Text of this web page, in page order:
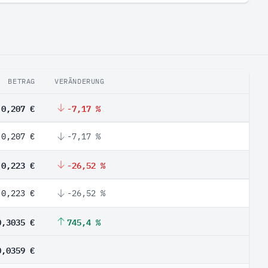
BETRAG VERÄNDERUNG
0,207 € -7,17 %
0,207 € -7,17 %
0,223 € -26,52 %
0,223 € -26,52 %
€ 745,4 %
€